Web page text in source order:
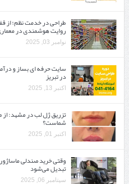
طراحی در خدمت نظم؛ از
روایت هوشمندی در
نوامبر 03, 2025
سایت حرفه ‌ای بساز و
در تبریز
اکتبر 13, 2025
تزریق ژل لب در مشهد:
شماست؟
اکتبر 01, 2025
وقتی خرید صندلی
تبدیل می‌شود
سپتامبر 06, 2025